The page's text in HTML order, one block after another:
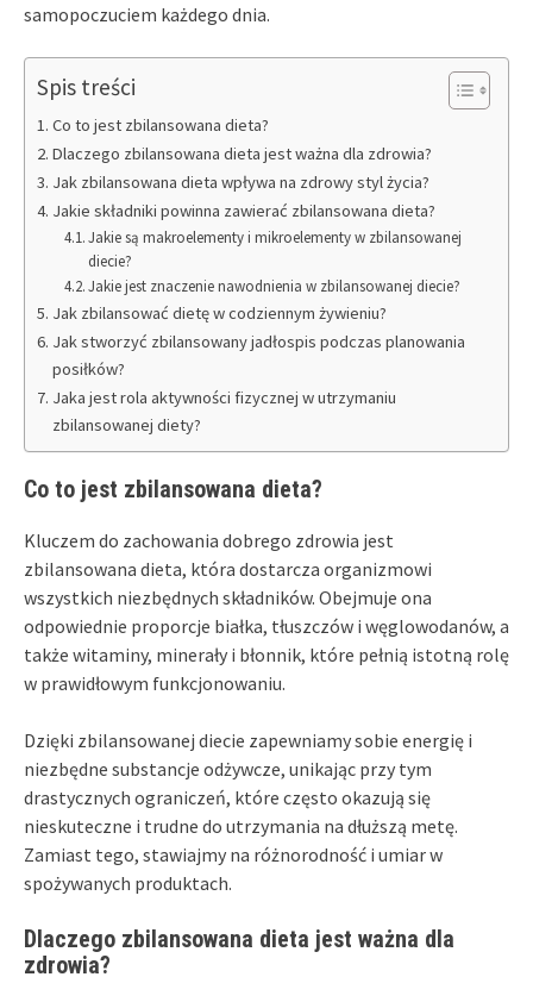
samopoczuciem każdego dnia.
Spis treści
Co to jest zbilansowana dieta?
Dlaczego zbilansowana dieta jest ważna dla zdrowia?
Jak zbilansowana dieta wpływa na zdrowy styl życia?
Jakie składniki powinna zawierać zbilansowana dieta?
Jakie są makroelementy i mikroelementy w zbilansowanej
diecie?
Jakie jest znaczenie nawodnienia w zbilansowanej diecie?
Jak zbilansować dietę w codziennym żywieniu?
Jak stworzyć zbilansowany jadłospis podczas planowania
posiłków?
Jaka jest rola aktywności fizycznej w utrzymaniu
zbilansowanej diety?
Co to jest zbilansowana dieta?
Kluczem do zachowania dobrego zdrowia jest
zbilansowana dieta, która dostarcza organizmowi
wszystkich niezbędnych składników. Obejmuje ona
odpowiednie proporcje białka, tłuszczów i węglowodanów, a
także witaminy, minerały i błonnik, które pełnią istotną rolę
w prawidłowym funkcjonowaniu.
Dzięki zbilansowanej diecie zapewniamy sobie energię i
niezbędne substancje odżywcze, unikając przy tym
drastycznych ograniczeń, które często okazują się
nieskuteczne i trudne do utrzymania na dłuższą metę.
Zamiast tego, stawiajmy na różnorodność i umiar w
spożywanych produktach.
Dlaczego zbilansowana dieta jest ważna dla
zdrowia?